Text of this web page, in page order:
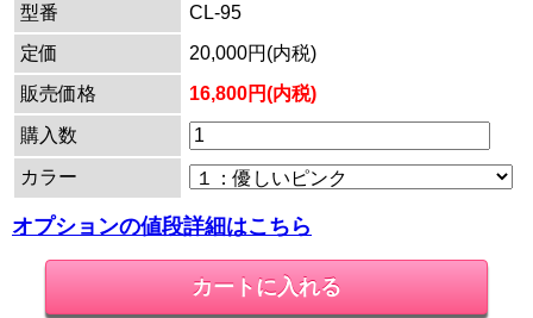
型番
CL-95
定価
20,000円(内税)
販売価格
16,800円(内税)
購入数
カラー
オプションの値段詳細はこちら